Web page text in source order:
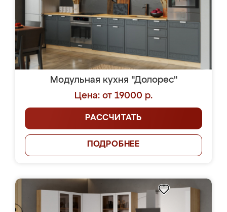
Модульная кухня "Долорес"
Цена: от 19000 р.
РАССЧИТАТЬ
ПОДРОБНЕЕ